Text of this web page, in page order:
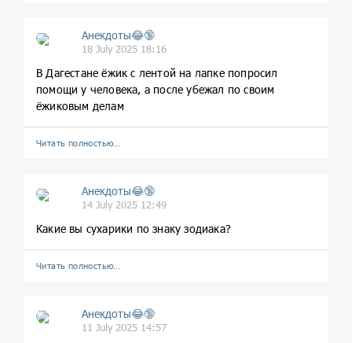
Анекдоты😂🔞
18 July 2025 18:16
В Дагестане ёжик с лентой на лапке попросил
помощи у человека, а после убежал по своим
ёжиковым делам
Читать полностью…
Анекдоты😂🔞
14 July 2025 12:49
Какие вы сухарики по знаку зодиака?
Читать полностью…
Анекдоты😂🔞
11 July 2025 14:57